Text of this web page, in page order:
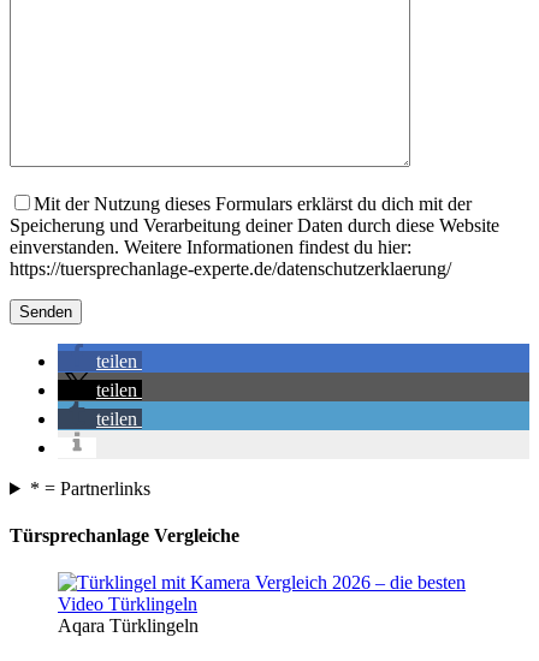
Mit der Nutzung dieses Formulars erklärst du dich mit der
Speicherung und Verarbeitung deiner Daten durch diese Website
einverstanden. Weitere Informationen findest du hier:
https://tuersprechanlage-experte.de/datenschutzerklaerung/
teilen
teilen
teilen
* = Partnerlinks
Türsprechanlage Vergleiche
Aqara Türklingeln